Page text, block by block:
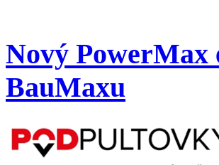
Nový PowerMax
BauMaxu